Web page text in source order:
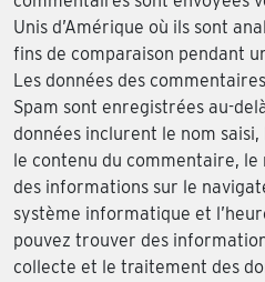
Unis d’Amérique où ils sont
fins de comparaison pendant
Les données des
Spam sont enregistrées au-
données inclurent le nom saisi,
le contenu du commentaire,
des informations sur le
système informatique et
pouvez trouver des
collecte et le traitement des